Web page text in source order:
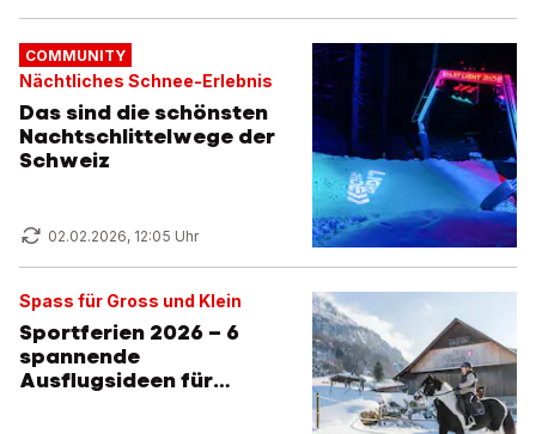
COMMUNITY
Nächtliches Schnee-Erlebnis
Das sind die schönsten
Nachtschlittelwege der
Schweiz
02.02.2026, 12:05 Uhr
Spass für Gross und Klein
Sportferien 2026 – 6
spannende
Ausflugsideen für